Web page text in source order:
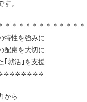
す。
＊＊＊＊＊＊＊＊＊＊＊＊
特性を強みに
配慮を大切に
｢就活｣を支援
から